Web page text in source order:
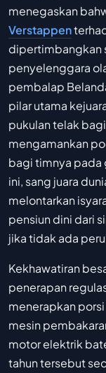
menegaskan
Verstappen
dipertimbangkan
penyelenggara
pembalap
pilar utama
pukulan telak
mengamankan
bagi timnya pada
ini, sang juara
melontarkan
pensiun dini dari
jika tidak ada
Kekhawatiran
penerapan
menerapkan
mesin
motor elektrik
tahun tersebut